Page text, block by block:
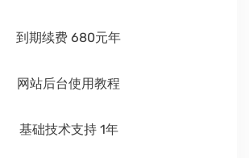
到期续费 680元年
网站后台使用教程
基础技术支持 1年